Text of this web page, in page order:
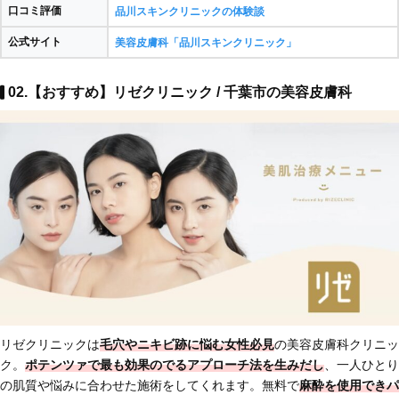
口コミ評価 品川スキンクリニックの体験談
公式サイト 美容皮膚科「品川スキンクリニック」
02.【おすすめ】リゼクリニック / 千葉市の美容皮膚科
リゼクリニックは毛穴やニキビ跡に悩む女性必見の美容皮膚科クリニッ
ク。 ポテンツァで最も効果のでるアプローチ法を生みだし 、一人ひとり
の肌質や悩みに合わせた施術をしてくれます。無料で麻酔を使用できパ